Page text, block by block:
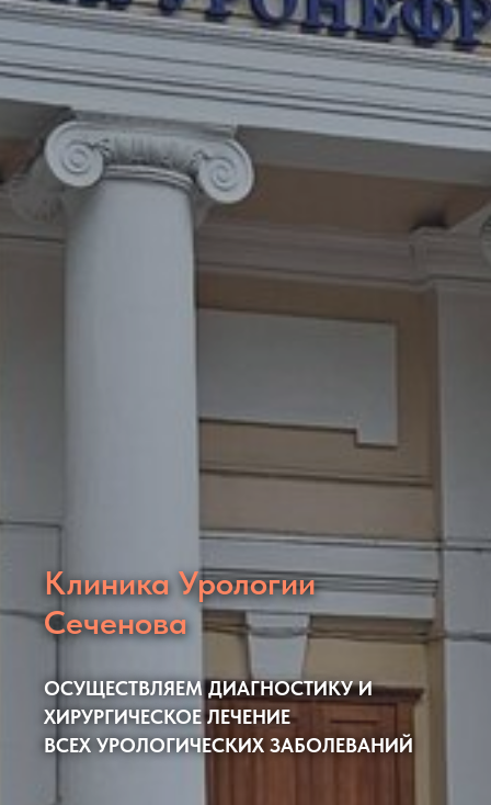
Клиника Урологии
Сеченова
ОСУЩЕСТВЛЯЕМ ДИАГНОСТИКУ И
ХИРУРГИЧЕСКОЕ ЛЕЧЕНИЕ
ВСЕХ УРОЛОГИЧЕСКИХ ЗАБОЛЕВАНИЙ